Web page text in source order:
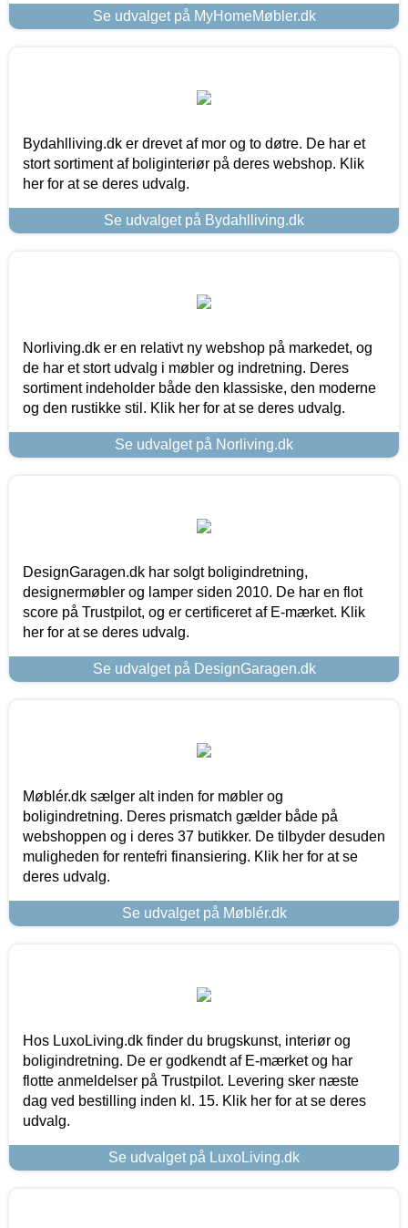
Se udvalget på MyHomeMøbler.dk
Bydahlliving.dk er drevet af mor og to døtre. De har et
stort sortiment af boliginteriør på deres webshop. Klik
her for at se deres udvalg.
Se udvalget på Bydahlliving.dk
Norliving.dk er en relativt ny webshop på markedet, og
de har et stort udvalg i møbler og indretning. Deres
sortiment indeholder både den klassiske, den moderne
og den rustikke stil. Klik her for at se deres udvalg.
Se udvalget på Norliving.dk
DesignGaragen.dk har solgt boligindretning,
designermøbler og lamper siden 2010. De har en flot
score på Trustpilot, og er certificeret af E-mærket. Klik
her for at se deres udvalg.
Se udvalget på DesignGaragen.dk
Møblér.dk sælger alt inden for møbler og
boligindretning. Deres prismatch gælder både på
webshoppen og i deres 37 butikker. De tilbyder desuden
muligheden for rentefri finansiering. Klik her for at se
deres udvalg.
Se udvalget på Møblér.dk
Hos LuxoLiving.dk finder du brugskunst, interiør og
boligindretning. De er godkendt af E-mærket og har
flotte anmeldelser på Trustpilot. Levering sker næste
dag ved bestilling inden kl. 15. Klik her for at se deres
udvalg.
Se udvalget på LuxoLiving.dk